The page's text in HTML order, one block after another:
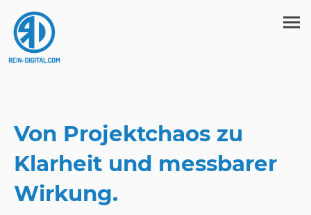
Von Projektchaos zu
Klarheit und messbarer
Wirkung.